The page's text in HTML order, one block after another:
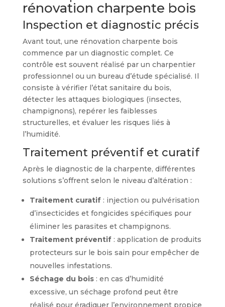
rénovation charpente bois
Inspection et diagnostic précis
Avant tout, une rénovation charpente bois
commence par un diagnostic complet. Ce
contrôle est souvent réalisé par un charpentier
professionnel ou un bureau d’étude spécialisé. Il
consiste à vérifier l’état sanitaire du bois,
détecter les attaques biologiques (insectes,
champignons), repérer les faiblesses
structurelles, et évaluer les risques liés à
l’humidité.
Traitement préventif et curatif
Après le diagnostic de la charpente, différentes
solutions s’offrent selon le niveau d’altération :
Traitement curatif: injection ou pulvérisation
d’insecticides et fongicides spécifiques pour
éliminer les parasites et champignons.
Traitement préventif: application de produits
protecteurs sur le bois sain pour empêcher de
nouvelles infestations.
Séchage du bois: en cas d’humidité
excessive, un séchage profond peut être
réalisé pour éradiquer l’environnement propice